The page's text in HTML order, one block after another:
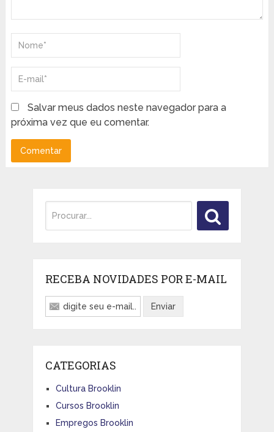
Salvar meus dados neste navegador para a
próxima vez que eu comentar.
RECEBA NOVIDADES POR E-MAIL
CATEGORIAS
Cultura Brooklin
Cursos Brooklin
Empregos Brooklin